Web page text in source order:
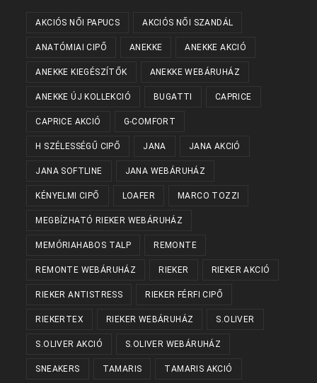
AKCIÓS NŐI PAPUCS AKCIÓS NŐI SZANDÁL
ANATÓMIAI CIPŐ ANEKKE ANEKKE AKCIÓ
ANEKKE KIEGÉSZÍTŐK ANEKKE WEBÁRUHÁZ
ANEKKE ÚJ KOLLEKCIÓ BUGATTI CAPRICE
CAPRICE AKCIÓ G-COMFORT
H SZÉLESSÉGŰ CIPŐ JANA JANA AKCIÓ
JANA SOFTLINE JANA WEBÁRUHÁZ
KÉNYELMI CIPŐ LOAFER MARCO TOZZI
MEGBÍZHATÓ RIEKER WEBÁRUHÁZ
MEMÓRIAHABOS TALP REMONTE
REMONTE WEBÁRUHÁZ RIEKER RIEKER AKCIÓ
RIEKER ANTISTRESS RIEKER FÉRFI CIPŐ
RIEKERTEX RIEKER WEBÁRUHÁZ S.OLIVER
S.OLIVER AKCIÓ S.OLIVER WEBÁRUHÁZ
SNEAKERS TAMARIS TAMARIS AKCIÓ